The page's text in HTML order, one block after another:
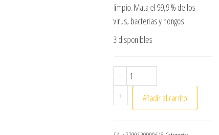
limpio. Mata el 99,9 % de los
virus, bacterias y hongos.
3 disponibles
-
DESINFECTANTE
+
Añadir al carrito